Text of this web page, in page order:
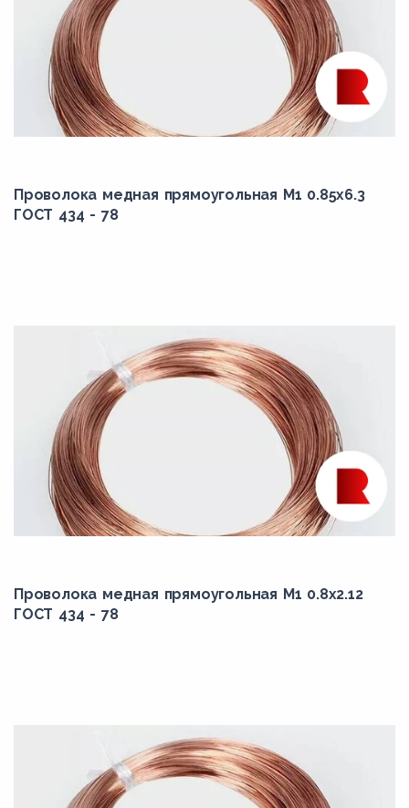
Проволока медная прямоугольная М1 0.85x6.3
ГОСТ 434 - 78
Проволока медная прямоугольная М1 0.8x2.12
ГОСТ 434 - 78